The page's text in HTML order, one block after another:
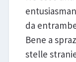
da
Bene a
stelle